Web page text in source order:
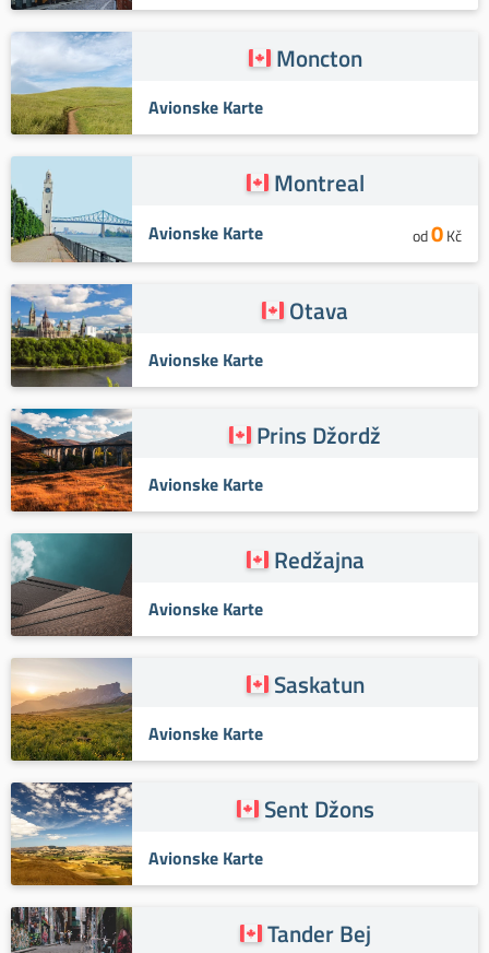
Moncton
Avionske Karte
Montreal
Avionske Karte od0Kč
Otava
Avionske Karte
Prins Džordž
Avionske Karte
Redžajna
Avionske Karte
Saskatun
Avionske Karte
Sent Džons
Avionske Karte
Tander Bej